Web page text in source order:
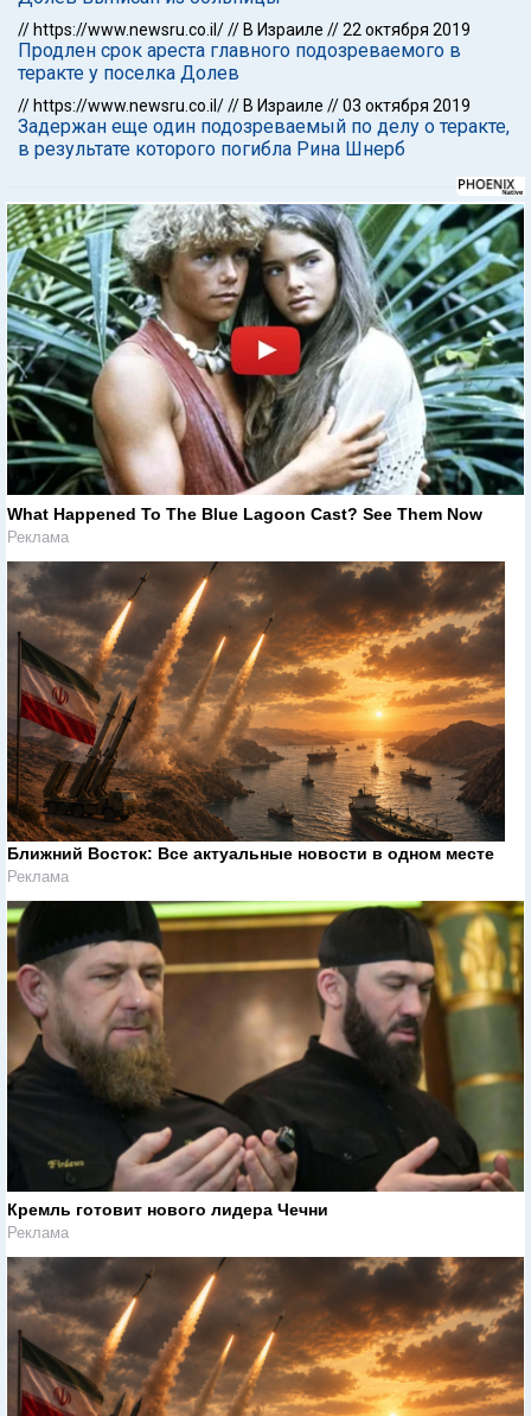
// https://www.newsru.co.il/// В Израиле //22 октября 2019
Продлен срок ареста главного подозреваемого в
теракте у поселка Долев
// https://www.newsru.co.il/// В Израиле //03 октября 2019
Задержан еще один подозреваемый по делу о теракте,
в результате которого погибла Рина Шнерб
What Happened To The Blue Lagoon Cast? See Them Now
Реклама
Ближний Восток: Все актуальные новости в одном месте
Реклама
Кремль готовит нового лидера Чечни
Реклама